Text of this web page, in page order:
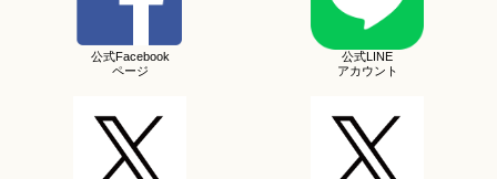
公式Facebook
ページ
公式LINE
アカウント